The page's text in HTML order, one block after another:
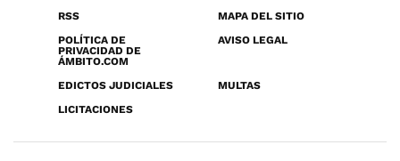
RSS
MAPA DEL SITIO
POLÍTICA DE
PRIVACIDAD DE
ÁMBITO.COM
AVISO LEGAL
EDICTOS JUDICIALES
MULTAS
LICITACIONES